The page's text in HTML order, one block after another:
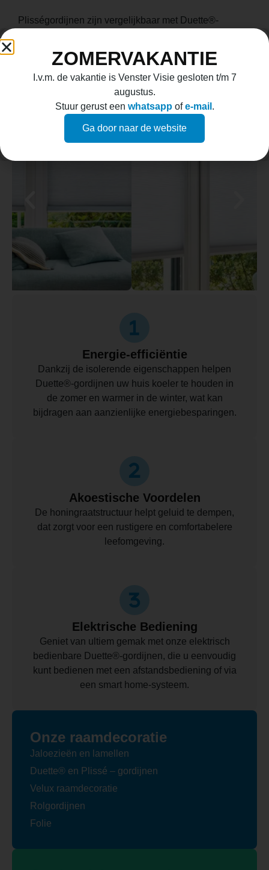
Plisségordijnen zijn vergelijkbaar met Duette®-
zijn de koorden zichtbaar door de stof. Als aanvulling
of als betaalbaarder alternatief is dit een mooie
Energie-efficiëntie
Dankzij de isolerende eigenschappen helpen
Duette®-gordijnen uw huis koeler te houden in
de zomer en warmer in de winter, wat kan
bijdragen aan aanzienlijke energiebesparingen.
Akoestische Voordelen
De honingraatstructuur helpt geluid te dempen,
dat zorgt voor een rustigere en comfortabelere
leefomgeving.
Elektrische Bediening
Geniet van ultiem gemak met onze elektrisch
bedienbare Duette®-gordijnen, die u eenvoudig
kunt bedienen met een afstandsbediening of via
een smart home-systeem.
Onze raamdecoratie
Jaloezieën en lamellen
Duette® en Plissé – gordijnen
Velux raamdecoratie
Rolgordijnen
Folie
ZOMERVAKANTIE
I.v.m. de vakantie is Venster Visie gesloten t/m 7
augustus.
Stuur gerust een whatsappofe-mail .
Ga door naar de website